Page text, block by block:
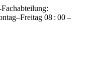
08 : 00 –